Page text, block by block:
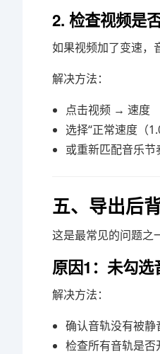
2. 检查视频是
如果视频加了变速，
解决方法：
点击视频 → 速度
选择“正常速度（
或重新匹配音乐节
五、导出后
这是最常见的问题之
原因1：未勾选
解决方法：
确认音轨没有被静
检查所有音轨是否